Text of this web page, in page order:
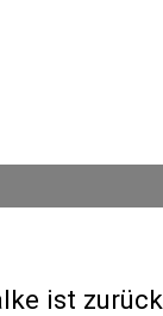
ist zurück